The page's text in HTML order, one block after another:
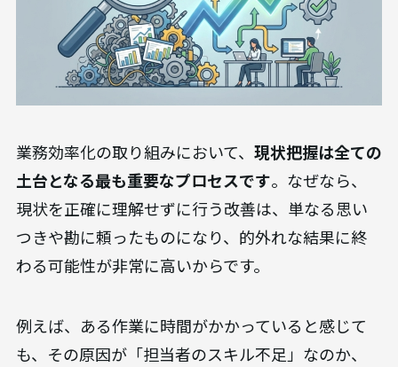
業務効率化の取り組みにおいて、 現状把握は全ての
土台となる最も重要なプロセスです。なぜなら、
現状を正確に理解せずに行う改善は、単なる思い
つきや勘に頼ったものになり、的外れな結果に終
わる可能性が非常に高いからです。
例えば、ある作業に時間がかかっていると感じて
も、その原因が「担当者のスキル不足」なのか、